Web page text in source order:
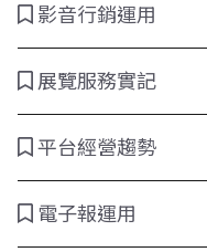
影音行銷運用
展覽服務實記
平台經營趨勢
電子報運用